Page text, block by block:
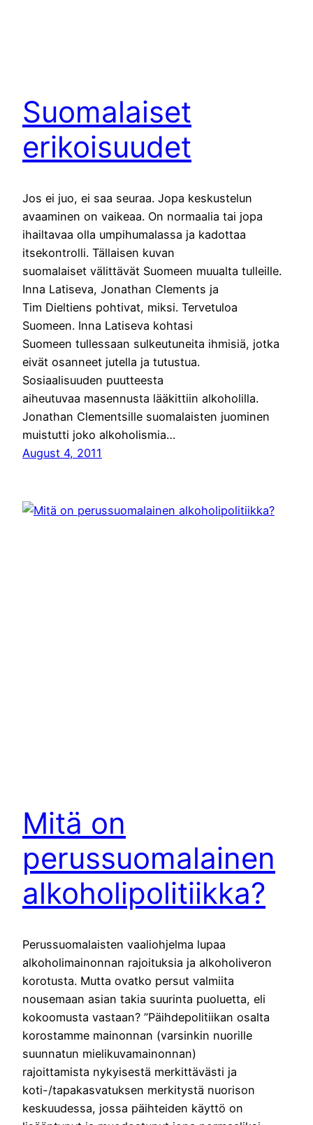
Suomalaiset
erikoisuudet
Jos ei juo, ei saa seuraa. Jopa keskustelun
avaaminen on vaikeaa. On normaalia tai jopa
ihailtavaa olla umpihumalassa ja kadottaa
itsekontrolli. Tällaisen kuvan
suomalaiset välittävät Suomeen muualta tulleille.
Inna Latiseva, Jonathan Clements ja
Tim Dieltiens pohtivat, miksi. Tervetuloa
Suomeen. Inna Latiseva kohtasi
Suomeen tullessaan sulkeutuneita ihmisiä, jotka
eivät osanneet jutella ja tutustua.
Sosiaalisuuden puutteesta
aiheutuvaa masennusta lääkittiin alkoholilla.
Jonathan Clementsille suomalaisten juominen
muistutti joko alkoholismia…
August 4, 2011
Mitä on
perussuomalainen
alkoholipolitiikka?
Perussuomalaisten vaaliohjelma lupaa
alkoholimainonnan rajoituksia ja alkoholiveron
korotusta. Mutta ovatko persut valmiita
nousemaan asian takia suurinta puoluetta, eli
kokoomusta vastaan? ”Päihdepolitiikan osalta
korostamme mainonnan (varsinkin nuorille
suunnatun mielikuvamainonnan)
rajoittamista nykyisestä merkittävästi ja
koti-/tapakasvatuksen merkitystä nuorison
keskuudessa, jossa päihteiden käyttö on